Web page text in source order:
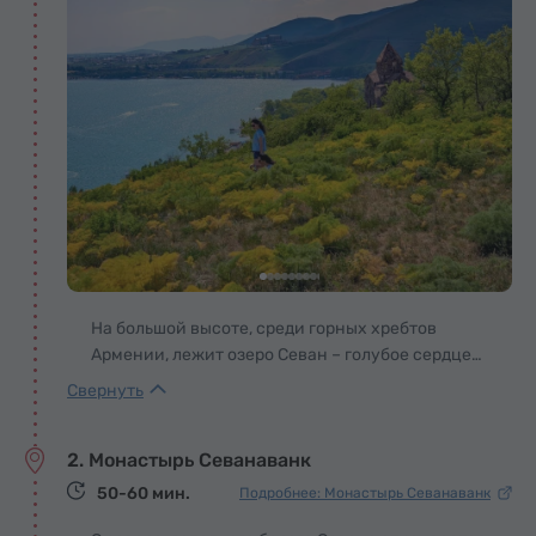
На большой высоте, среди горных хребтов
Армении, лежит озеро Севан – голубое сердце
страны, что бьется в такт ветрам и солнцу.
и наполнили ее водой, чтобы подарить людям
бесценный дар.
2. Монастырь Севанаванк
50-60 мин. Подробнее: Монастырь Севанаванк